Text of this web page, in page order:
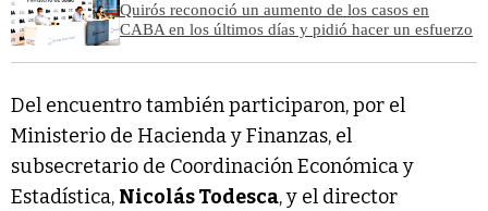
Quirós reconoció un aumento de los casos en
CABA en los últimos días y pidió hacer un esfuerzo
Del encuentro también participaron, por el
Ministerio de Hacienda y Finanzas, el
subsecretario de Coordinación Económica y
Estadística, Nicolás Todesca, y el director